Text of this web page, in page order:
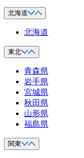
北海道
北海道
東北
青森県
岩手県
宮城県
秋田県
山形県
福島県
関東